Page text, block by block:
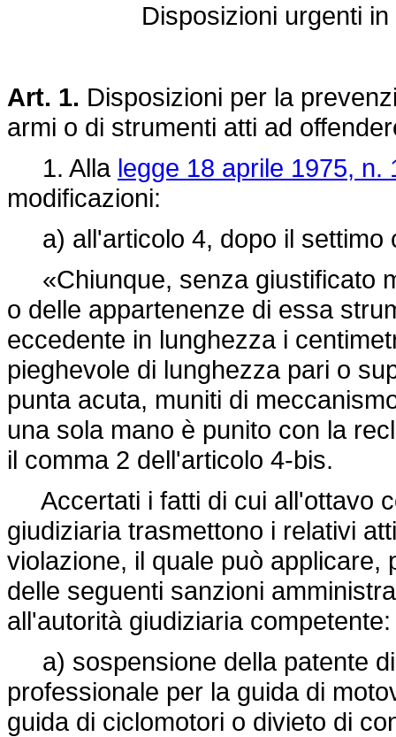
Disposizioni urgenti
Art. 1. Disposizioni per la
armi o di strumenti atti ad
1. Alla legge 18 aprile 1975, n.
modificazioni:
a) all'articolo 4, dopo il settimo
«Chiunque, senza giustificato
o delle appartenenze di essa
eccedente in lunghezza i
pieghevole di lunghezza pari o
punta acuta, muniti di
una sola mano è punito con la
il comma 2 dell'articolo 4-bis.
Accertati i fatti di cui all'ottavo
giudiziaria trasmettono i relativi
violazione, il quale può applicare,
delle seguenti sanzioni
all'autorità giudiziaria competente:
a) sospensione della patente
professionale per la guida di
guida di ciclomotori o divieto di